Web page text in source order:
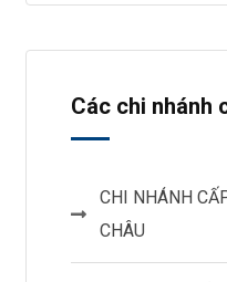
Các chi nhánh
CHI NHÁNH
CHÂU